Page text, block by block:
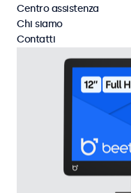
Centro assistenza
Chi siamo
Contatti